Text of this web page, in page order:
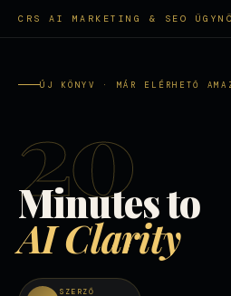
CRS AI MARKETING & SEO
ÚJ KÖNYV · MÁR ELÉRHETŐ
20
Minutes to
AI Clarity
SZERZŐ